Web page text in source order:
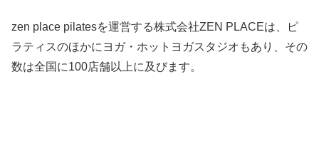
zen place pilatesを運営する株式会社ZEN PLACEは、ピ
ラティスのほかにヨガ・ホットヨガスタジオもあり、その
数は全国に100店舗以上に及びます。